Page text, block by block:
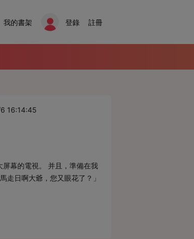
我的書架 登錄 註冊
6 16:14:45
幕的電視。 并且，準備在我
走日啊大爺，您又眼花了？」